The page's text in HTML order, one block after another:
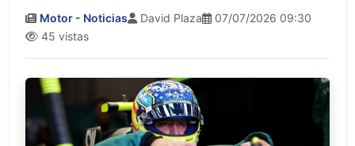
Motor - Noticias David Plaza
07/07/2026 09:30
45 vistas